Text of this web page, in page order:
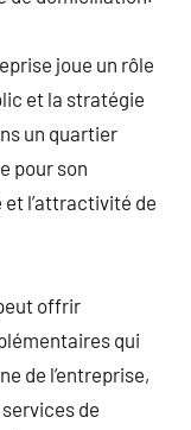
joue un rôle
et la stratégie
un quartier
pour son
l’attractivité de
offrir
qui
de l’entreprise,
de